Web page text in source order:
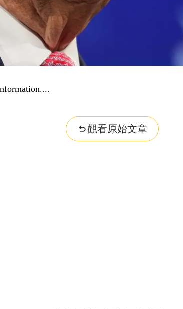
觀看原始文章